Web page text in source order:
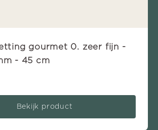
gourmet 0. zeer fijn -
- 45 cm
Bekijk product